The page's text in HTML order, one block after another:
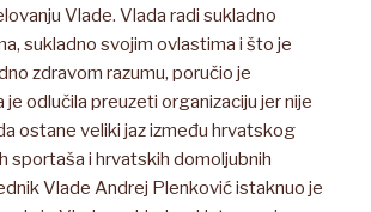
Vlade. Vlada radi sukladno
sukladno svojim ovlastima i što je
zdravom razumu, poručio je
je odlučila preuzeti organizaciju jer nije
ostane veliki jaz između hrvatskog
sportaša i hrvatskih domoljubnih
Vlade Andrej Plenković istaknuo je